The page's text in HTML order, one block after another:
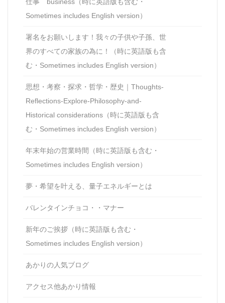
Sometimes includes English version）
署名をお願いします！我々の子供や子孫、世
界のすべての家族の為に！（時に英語版も含
む・Sometimes includes English version）
思想・考察・探求・哲学・歴史｜Thoughts-
Reflections-Explore-Philosophy-and-
Historical considerations（時に英語版も含
む・Sometimes includes English version）
年末年始の営業時間（時に英語版も含む・
Sometimes includes English version）
夢・希望を叶える、量子エネルギーとは
バレンタインチョコ・・マナー
新年のご挨拶（時に英語版も含む・
Sometimes includes English version）
あかりの人気ブログ
アクセス他あかり情報